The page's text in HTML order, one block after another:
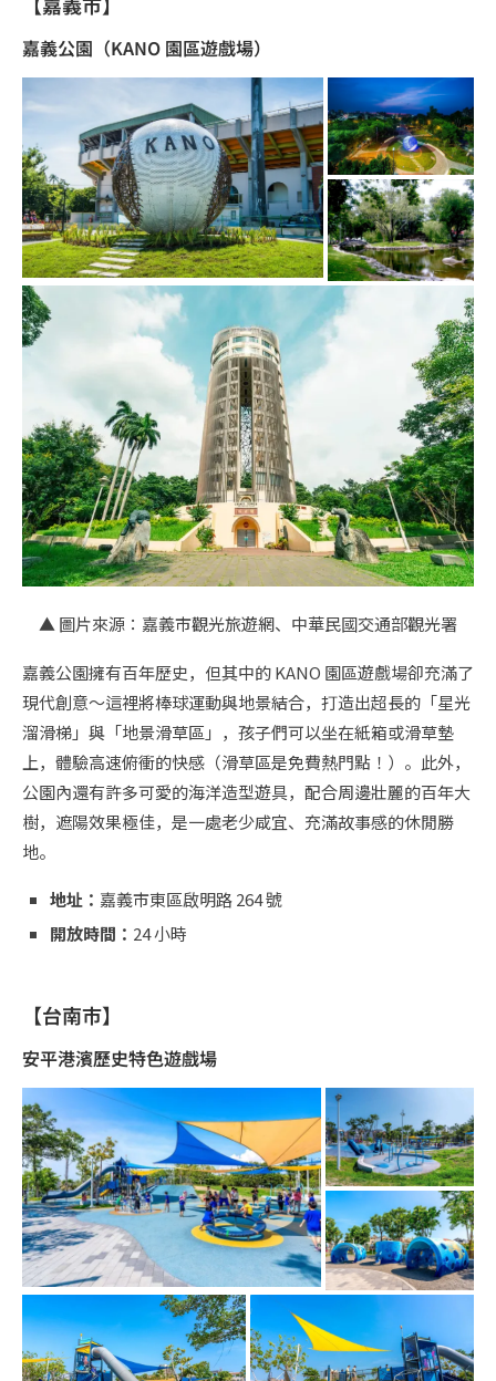
嘉義公園（KANO 園區遊戲場）
▲ 圖片來源：嘉義市觀光旅遊網、中華民國交通部觀光署
嘉義公園擁有百年歷史，但其中的 KANO 園區遊戲場卻充滿了
現代創意～這裡將棒球運動與地景結合，打造出超長的「星光
溜滑梯」與「地景滑草區」，孩子們可以坐在紙箱或滑草墊
上，體驗高速俯衝的快感（滑草區是免費熱門點！）。此外，
公園內還有許多可愛的海洋造型遊具，配合周邊壯麗的百年大
樹，遮陽效果極佳，是一處老少咸宜、充滿故事感的休閒勝
地。
地址： 嘉義市東區啟明路 264 號
開放時間： 24 小時
【台南市】
安平港濱歷史特色遊戲場